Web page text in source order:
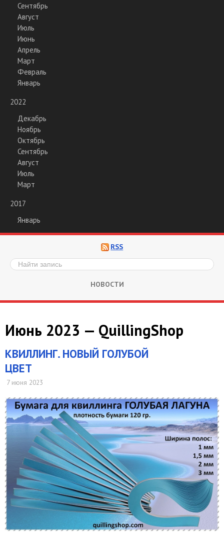
Сентябрь
Август
Июль
Июнь
Апрель
Март
Февраль
Январь
2022
Декабрь
Ноябрь
Октябрь
Сентябрь
Август
Июль
Март
2017
Январь
RSS
НОВОСТИ
Июнь 2023 — QuillingShop
​КВИЛЛИНГ. НОВЫЙ ГОЛУБОЙ
ЦВЕТ
7 июня 2023